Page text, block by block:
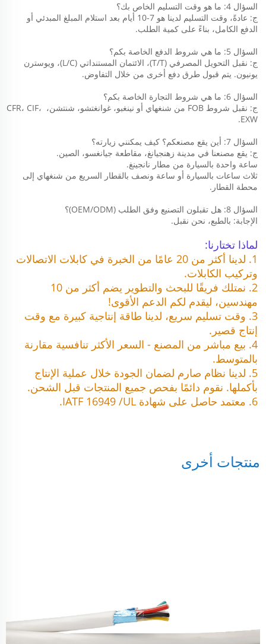
السؤال 4: ما هو وقت التسليم الخاص بك؟
الدفع الكامل، بناءً على كمية الطلب.
السؤال 5: ما هي شروط الدفع الخاصة بكم؟
يونيون. يتم قبول طرق دفع أخرى من خلال التفاوض.
السؤال 6: ما هي شروط التجارة الخاصة بكم؟
ج: نقبل شروط FOB من شنغهاي أو نينغبو، غوانغتشو، شنتشن، CFR، CIF،
EXW.
السؤال 7: أين يقع مصنعكم؟ كيف يمكنني زيارته؟
ج: يقع مصنعنا في مدينة زهنجيانغ، مقاطعة جيانغسو، الصين.
ساعة واحدة بالسيارة من مطار نانجينغ.
محطة القطار.
السؤال 8: هل تقبلون التصنيع وفق الطلب (OEM/ODM)؟
الإجابة: بالطبع، نحن نقبل.
لماذا تختارنا:
وتركيب الكابلات.
مهندسين، ليقدم لكم الدعم الأقوى!
إنتاج قصير.
بالمتوسط.
بأكملها. نقوم دائمًا بفحص جميع المنتجات قبل الشحن.
6. معتمد حاصل على شهادة IATF 16949 /UL.
منتجات أخرى